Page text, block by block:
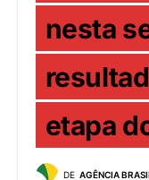
nesta
etapa
DE AGÊNCIA